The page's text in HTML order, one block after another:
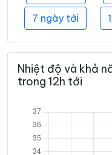
7 ngày tới
Nhiệt độ và khả
trong 12h tới